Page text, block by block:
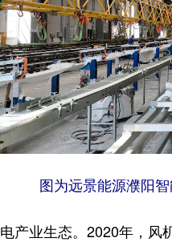
图为远景能源濮阳
业生态。2020年，风